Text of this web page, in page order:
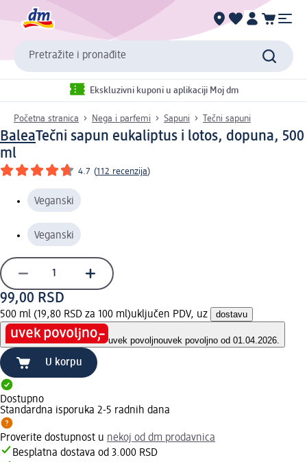
Pretražite i pronađite
Ekskluzivni kuponi u aplikaciji Moj dm
Početna stranica Nega i parfemi Sapuni Tečni sapuni
BaleaTečni sapun eukaliptus i lotos, dopuna, 500
ml
4.7 (112 recenzija)
Veganski
Veganski
99,00 RSD
500 ml (19,80 RSD za 100 ml)uključen PDV, uz dostavu
uvek povoljnouvek povoljno od 01.04.2026.
U korpu
Dostupno
Standardna isporuka 2-5 radnih dana
Proverite dostupnost u nekoj od dm prodavnica
Besplatna dostava od 3.000 RSD